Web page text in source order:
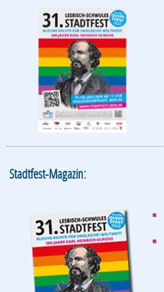
Stadtfest-Magazin: